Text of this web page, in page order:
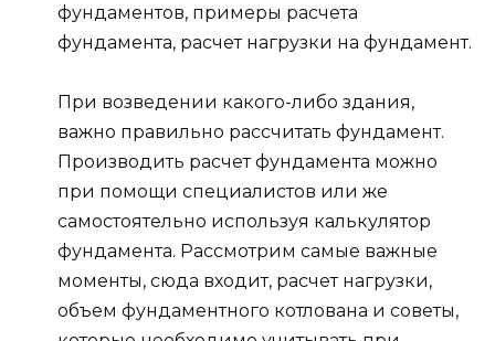
фундаментов, примеры расчета
фундамента, расчет нагрузки на фундамент.
При возведении какого-либо здания,
важно правильно рассчитать фундамент.
Производить расчет фундамента можно
при помощи специалистов или же
самостоятельно используя калькулятор
фундамента. Рассмотрим самые важные
моменты, сюда входит, расчет нагрузки,
объем фундаментного котлована и советы,